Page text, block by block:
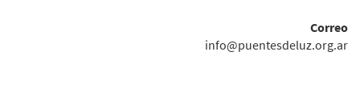
Correo
info@puentesdeluz.org.ar